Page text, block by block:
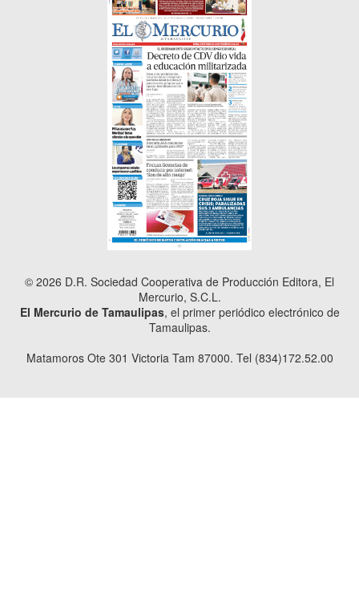
© 2026 D.R. Sociedad Cooperativa de Producción Editora, El
Mercurio, S.C.L.
El Mercurio de Tamaulipas, el primer periódico electrónico de
Tamaulipas.
Matamoros Ote 301 Victoria Tam 87000. Tel (834)172.52.00